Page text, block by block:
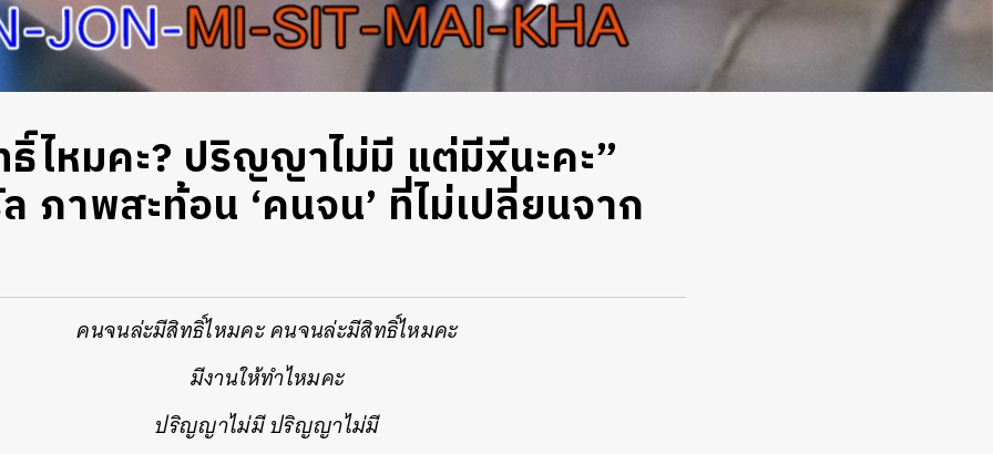
ไหมคะ? ปริญญาไม่มี แต่มีxีนะคะ”
ภาพสะท้อน ‘คนจน’ ที่ไม่เปลี่ยนจาก
คนจนล่ะมีสิทธิ์ไหมคะ คนจนล่ะมีสิทธิ์ไหมคะ
มีงานให้ทำไหมคะ
ปริญญาไม่มี ปริญญาไม่มี